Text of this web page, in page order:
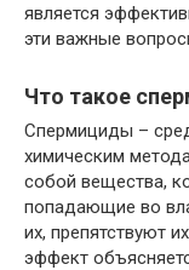
является
эти важные
Что такое
Спермициды –
химическим
собой вещества,
попадающие во
их, препятствуют
эффект